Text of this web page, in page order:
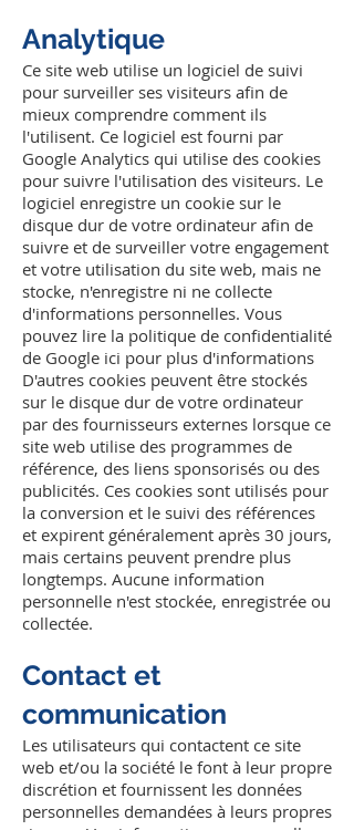
Analytique
Ce site web utilise un logiciel de suivi
pour surveiller ses visiteurs afin de
mieux comprendre comment ils
l'utilisent. Ce logiciel est fourni par
Google Analytics qui utilise des cookies
pour suivre l'utilisation des visiteurs. Le
logiciel enregistre un cookie sur le
disque dur de votre ordinateur afin de
suivre et de surveiller votre engagement
et votre utilisation du site web, mais ne
stocke, n'enregistre ni ne collecte
d'informations personnelles. Vous
pouvez lire la politique de confidentialité
de Google ici pour plus d'informations
D'autres cookies peuvent être stockés
sur le disque dur de votre ordinateur
par des fournisseurs externes lorsque ce
site web utilise des programmes de
référence, des liens sponsorisés ou des
publicités. Ces cookies sont utilisés pour
la conversion et le suivi des références
et expirent généralement après 30 jours,
mais certains peuvent prendre plus
longtemps. Aucune information
personnelle n'est stockée, enregistrée ou
collectée.
Contact et
communication
Les utilisateurs qui contactent ce site
web et/ou la société le font à leur propre
discrétion et fournissent les données
personnelles demandées à leurs propres